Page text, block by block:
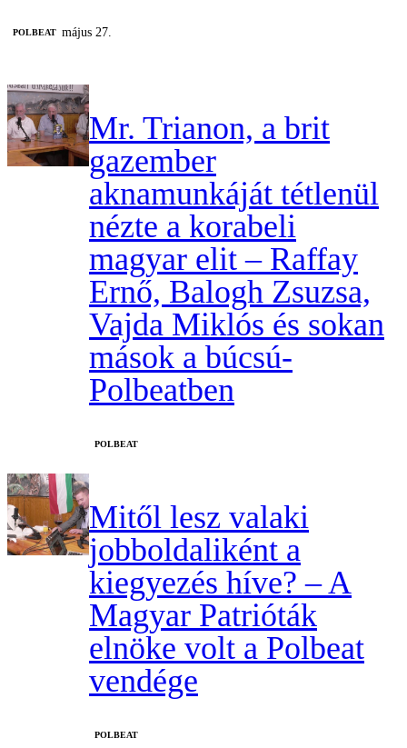
‎POLBEAT május 27.
Mr. Trianon, a brit
gazember
aknamunkáját tétlenül
nézte a korabeli
magyar elit – Raffay
Ernő, Balogh Zsuzsa,
Vajda Miklós és sokan
mások a búcsú-
Polbeatben
‎POLBEAT
Mitől lesz valaki
jobboldaliként a
kiegyezés híve? – A
Magyar Patrióták
elnöke volt a Polbeat
vendége
‎POLBEAT